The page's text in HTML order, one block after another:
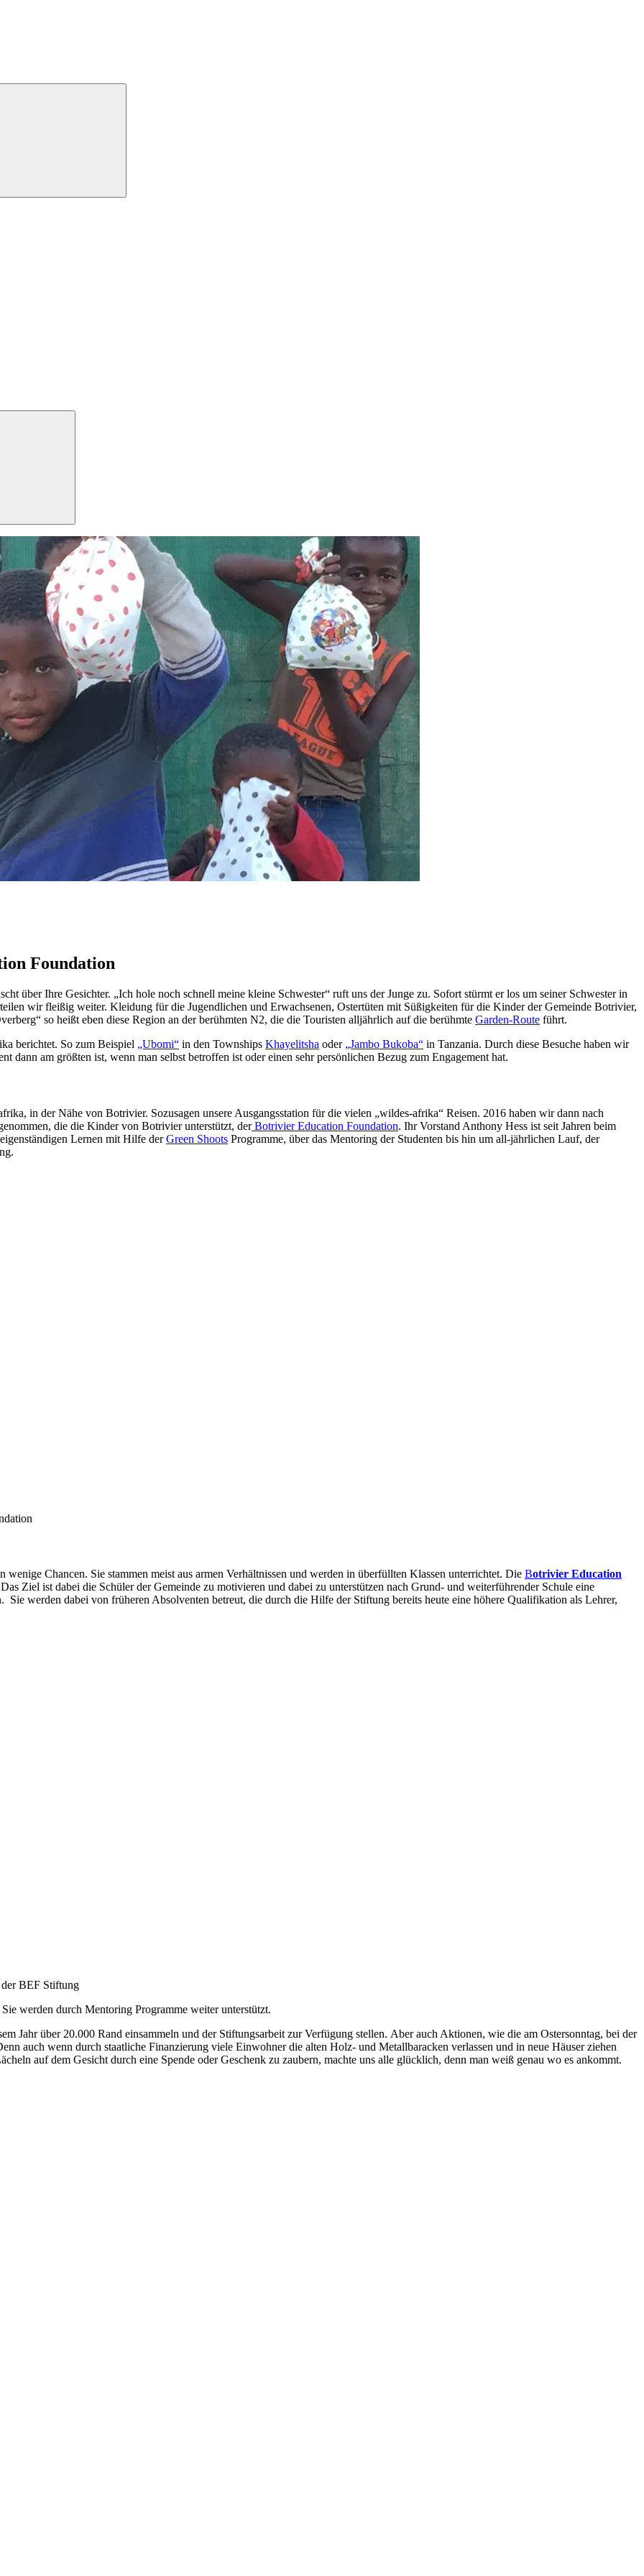
Foundation
über Ihre Gesichter. „Ich hole noch schnell meine kleine Schwester“ ruft uns der Junge zu. Sofort stürmt er los um seiner Schwester in
wir fleißig weiter. Kleidung für die Jugendlichen und Erwachsenen, Ostertüten mit Süßigkeiten für die Kinder der Gemeinde Botrivier,
so heißt eben diese Region an der berühmten N2, die die Touristen alljährlich auf die berühmte Garden-Route führt.
berichtet. So zum Beispiel „Ubomi“ in den Townships Khayelitsha oder „Jambo Bukoba“ in Tanzania. Durch diese Besuche haben wir
dann am größten ist, wenn man selbst betroffen ist oder einen sehr persönlichen Bezug zum Engagement hat.
in der Nähe von Botrivier. Sozusagen unsere Ausgangsstation für die vielen „wildes-afrika“ Reisen. 2016 haben wir dann nach
die die Kinder von Botrivier unterstützt, derBotrivier Education Foundation. Ihr Vorstand Anthony Hess ist seit Jahren beim
Lernen mit Hilfe derGreen Shoots Programme, über das Mentoring der Studenten bis hin um all-jährlichen Lauf, der
Chancen. Sie stammen meist aus armen Verhältnissen und werden in überfüllten Klassen unterrichtet. Die Botrivier Education
Ziel ist dabei die Schüler der Gemeinde zu motivieren und dabei zu unterstützen nach Grund- und weiterführender Schule eine
werden dabei von früheren Absolventen betreut, die durch die Hilfe der Stiftung bereits heute eine höhere Qualifikation als Lehrer,
BEF Stiftung
werden durch Mentoring Programme weiter unterstützt.
Jahr über 20.000 Rand einsammeln und der Stiftungsarbeit zur Verfügung stellen. Aber auch Aktionen, wie die am Ostersonntag, bei der
auch wenn durch staatliche Finanzierung viele Einwohner die alten Holz- und Metallbaracken verlassen und in neue Häuser ziehen
auf dem Gesicht durch eine Spende oder Geschenk zu zaubern, machte uns alle glücklich, denn man weiß genau wo es ankommt.